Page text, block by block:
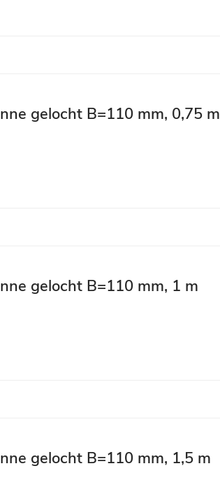
gelocht B=110 mm, 0,75 m
gelocht B=110 mm, 1 m
gelocht B=110 mm, 1,5 m